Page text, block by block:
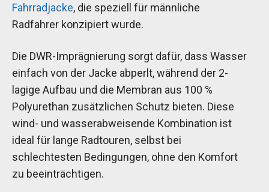
Fahrradjacke, die speziell für männliche
Radfahrer konzipiert wurde.
Die DWR-Imprägnierung sorgt dafür, dass Wasser
einfach von der Jacke abperlt, während der 2-
lagige Aufbau und die Membran aus 100 %
Polyurethan zusätzlichen Schutz bieten. Diese
wind- und wasserabweisende Kombination ist
ideal für lange Radtouren, selbst bei
schlechtesten Bedingungen, ohne den Komfort
zu beeinträchtigen.